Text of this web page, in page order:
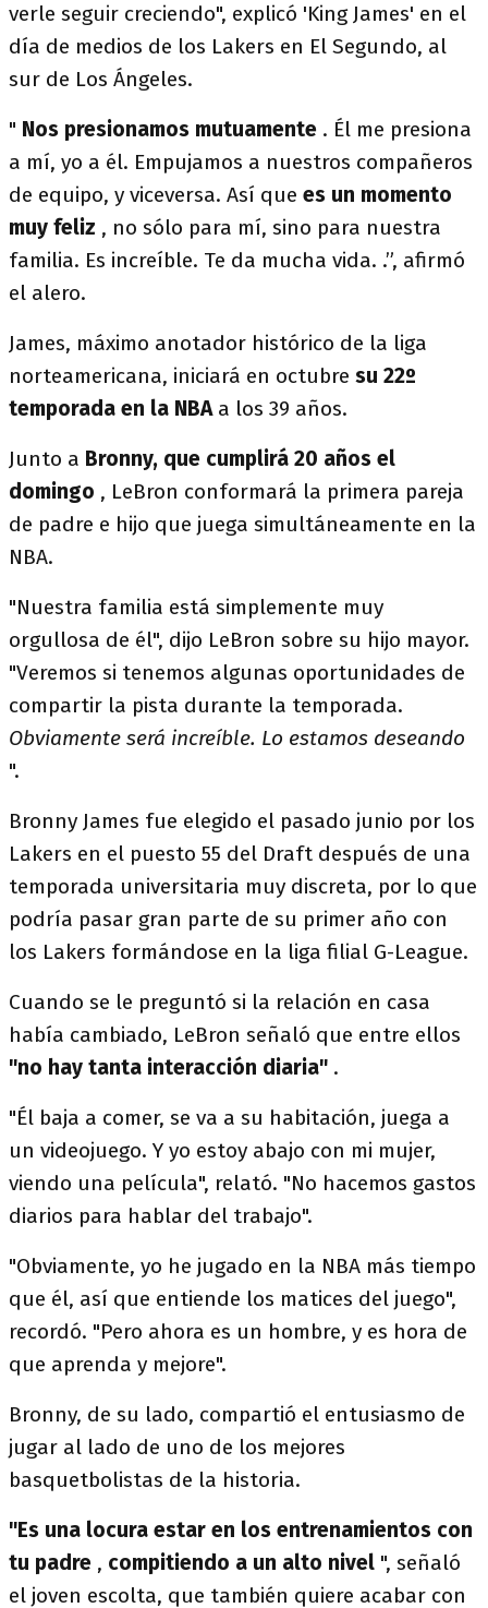
verle seguir creciendo", explicó 'King James' en el
día de medios de los Lakers en El Segundo, al
sur de Los Ángeles.
" Nos presionamos mutuamente . Él me presiona
a mí, yo a él. Empujamos a nuestros compañeros
de equipo, y viceversa. Así que es un momento
muy feliz , no sólo para mí, sino para nuestra
familia. Es increíble. Te da mucha vida. .”, afirmó
el alero.
James, máximo anotador histórico de la liga
norteamericana, iniciará en octubre su 22º
temporada en la NBAa los 39 años.
Junto a Bronny, que cumplirá 20 años el
domingo , LeBron conformará la primera pareja
de padre e hijo que juega simultáneamente en la
NBA.
"Nuestra familia está simplemente muy
orgullosa de él", dijo LeBron sobre su hijo mayor.
"Veremos si tenemos algunas oportunidades de
compartir la pista durante la temporada.
Obviamente será increíble. Lo estamos deseando
".
Bronny James fue elegido el pasado junio por los
Lakers en el puesto 55 del Draft después de una
temporada universitaria muy discreta, por lo que
podría pasar gran parte de su primer año con
los Lakers formándose en la liga filial G-League.
Cuando se le preguntó si la relación en casa
había cambiado, LeBron señaló que entre ellos
"no hay tanta interacción diaria" .
"Él baja a comer, se va a su habitación, juega a
un videojuego. Y yo estoy abajo con mi mujer,
viendo una película", relató. "No hacemos gastos
diarios para hablar del trabajo".
"Obviamente, yo he jugado en la NBA más tiempo
que él, así que entiende los matices del juego",
recordó. "Pero ahora es un hombre, y es hora de
que aprenda y mejore".
Bronny, de su lado, compartió el entusiasmo de
jugar al lado de uno de los mejores
basquetbolistas de la historia.
"Es una locura estar en los entrenamientos con
tu padre , compitiendo a un alto nivel ", señaló
el joven escolta, que también quiere acabar con